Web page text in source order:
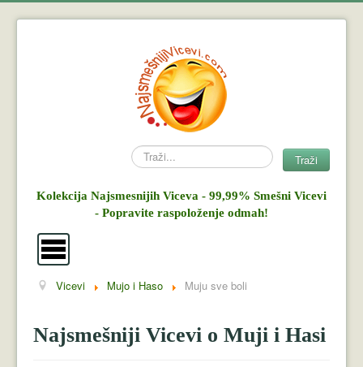
Search Traži
Kolekcija Najsmesnijih Viceva - 99,99% Smešni Vicevi
- Popravite raspoloženje odmah!
Vicevi
Mujo i Haso
Vicevi Mujo i Haso Muju sve boli
Najsmešniji Vicevi o Muji i Hasi